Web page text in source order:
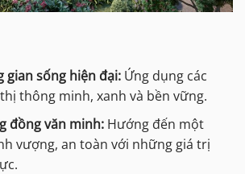
gian sống hiện đại:Ứng dụng các
thông minh, xanh và bền vững.
đồng văn minh:Hướng đến một
vượng, an toàn với những giá trị